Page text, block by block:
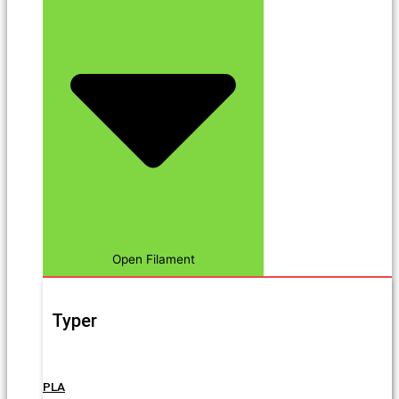
Open Filament
Typer
PLA